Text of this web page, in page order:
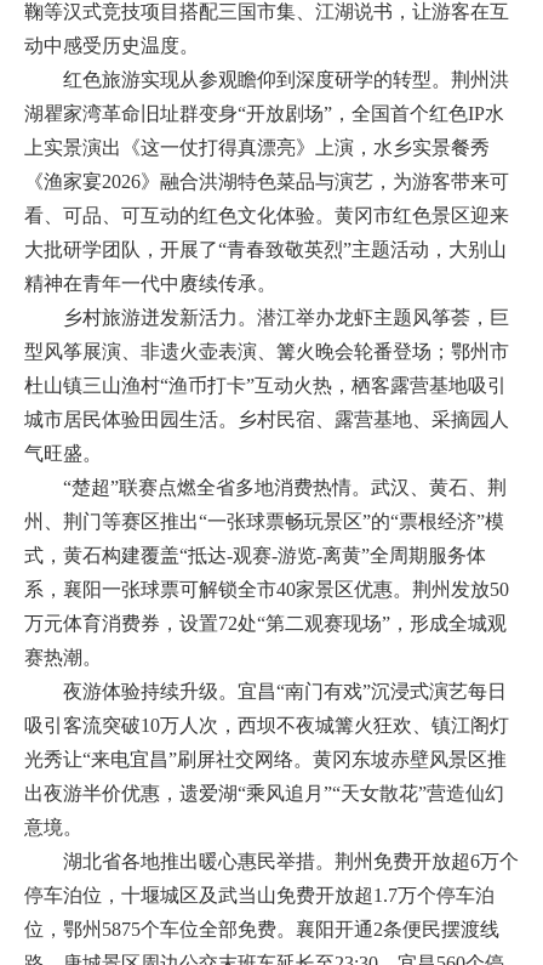
鞠等汉式竞技项目搭配三国市集、江湖说书，让游客在互
动中感受历史温度。
红色旅游实现从参观瞻仰到深度研学的转型。荆州洪
湖瞿家湾革命旧址群变身“开放剧场”，全国首个红色IP水
上实景演出《这一仗打得真漂亮》上演，水乡实景餐秀
《渔家宴2026》融合洪湖特色菜品与演艺，为游客带来可
看、可品、可互动的红色文化体验。黄冈市红色景区迎来
大批研学团队，开展了“青春致敬英烈”主题活动，大别山
精神在青年一代中赓续传承。
乡村旅游迸发新活力。潜江举办龙虾主题风筝荟，巨
型风筝展演、非遗火壶表演、篝火晚会轮番登场；鄂州市
杜山镇三山渔村“渔币打卡”互动火热，栖客露营基地吸引
城市居民体验田园生活。乡村民宿、露营基地、采摘园人
气旺盛。
“楚超”联赛点燃全省多地消费热情。武汉、黄石、荆
州、荆门等赛区推出“一张球票畅玩景区”的“票根经济”模
式，黄石构建覆盖“抵达-观赛-游览-离黄”全周期服务体
系，襄阳一张球票可解锁全市40家景区优惠。荆州发放50
万元体育消费券，设置72处“第二观赛现场”，形成全城观
赛热潮。
夜游体验持续升级。宜昌“南门有戏”沉浸式演艺每日
吸引客流突破10万人次，西坝不夜城篝火狂欢、镇江阁灯
光秀让“来电宜昌”刷屏社交网络。黄冈东坡赤壁风景区推
出夜游半价优惠，遗爱湖“乘风追月”“天女散花”营造仙幻
意境。
湖北省各地推出暖心惠民举措。荆州免费开放超6万个
停车泊位，十堰城区及武当山免费开放超1.7万个停车泊
位，鄂州5875个车位全部免费。襄阳开通2条便民摆渡线